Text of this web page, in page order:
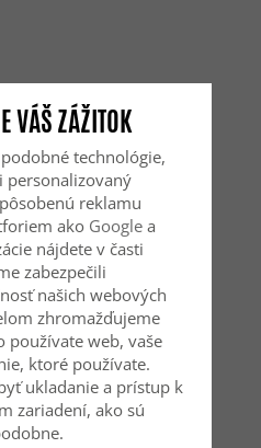
VÁŠ ZÁŽITOK
technológie,
personalizovaný
reklamu
ako Googlea
nájdete v časti
zabezpečili
našich webových
zhromažďujeme
používate web, vaše
ktoré používate.
ukladanie a prístup k
zariadení, ako sú